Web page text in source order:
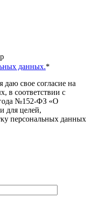
данных.*
свое согласие на
в соответствии с
№152-ФЗ «О
для целей,
персональных данных